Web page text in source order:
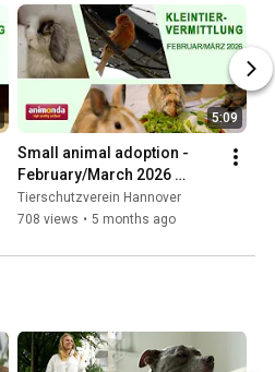
5:09
Small animal adoption -
February/March 2026
(Animal Shelter Hannover
TV)
Tierschutzverein Hannover
708 views • 5 months ago